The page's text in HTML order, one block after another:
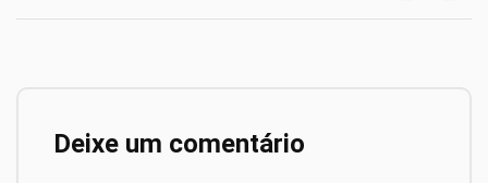
Deixe um comentário